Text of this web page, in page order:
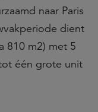
naar Paris
dient
810 m2) met 5
één grote unit